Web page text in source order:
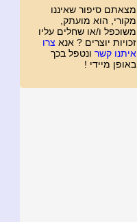
מצאתם סיפור שאיננו
מקורי, הוא מועתק,
משוכפל ו/או שחלים עליו
זכויות יוצרים ? אנא צרו
איתנו קשר ונטפל בכך
באופן מיידי !